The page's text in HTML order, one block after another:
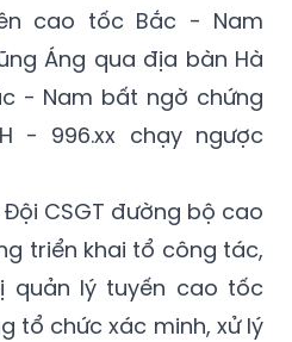
cao tốc Bắc - Nam
Áng qua địa bàn Hà
- Nam bất ngờ chứng
- 996.xx chạy ngược
CSGT đường bộ cao
triển khai tổ công tác,
quản lý tuyến cao tốc
tổ chức xác minh, xử lý